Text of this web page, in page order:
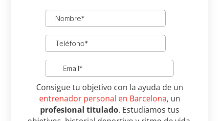
Consigue tu objetivo con la ayuda de un
entrenador personal en Barcelona, un
profesional titulado. Estudiamos tus